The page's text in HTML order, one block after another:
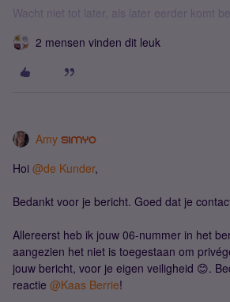
Wacht niet tot later, als later eerder komt
2 mensen vinden dit leuk
Amy
Hoi @de Kunder,
Bedankt voor je bericht. Goed dat je
Allereerst heb ik jouw 06-nummer in het
aangezien het niet is toegestaan om
jouw bericht, voor je eigen veiligheid 😊.
reactie @Kaas Berrie!